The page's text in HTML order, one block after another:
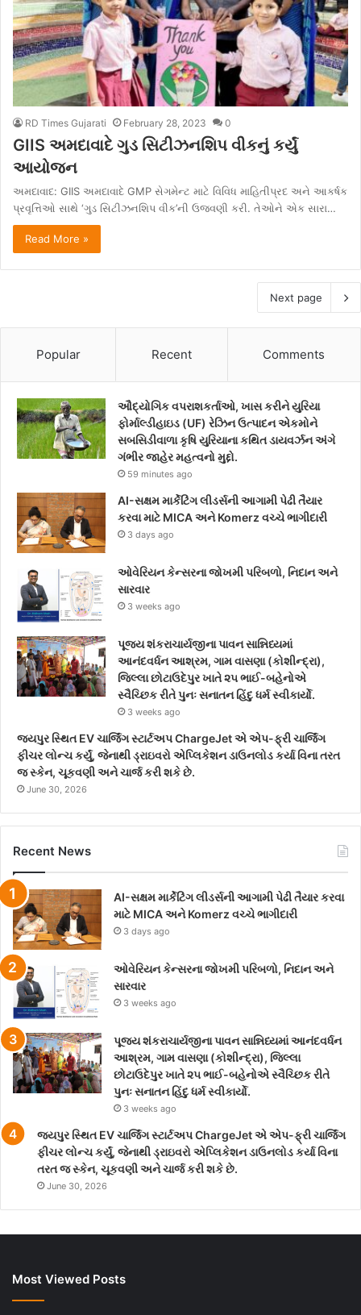
RD Times Gujarati February 28, 2023 0
GIIS અમદાવાદે ગુડ સિટીઝનશિપ વીકનું કર્યું
આયોજન
અમદાવાદ: GIIS અમદાવાદે GMP સેગમેન્ટ માટે વિવિધ માહિતીપ્રદ અને આકર્ષક
પ્રવૃત્તિઓ સાથે ‘ગુડ સિટીઝનશિપ વીક’ની ઉજવણી કરી. તેઓને એક સારા…
Read More »
Next page
Popular Recent Comments
ઔદ્યોગિક વપરાશકર્તાઓ, ખાસ કરીને યુરિયા
ફોર્માલ્ડીહાઇડ (UF) રેઝિન ઉત્પાદન એકમોને
સબસિડીવાળા કૃષિ યુરિયાના કથિત ડાયવર્ઝન અંગે
ગંભીર જાહેર મહત્વનો મુદ્દો.
59 minutes ago
AI-સક્ષમ માર્કેટિંગ લીડર્સની આગામી પેઢી તૈયાર
કરવા માટે MICA અને Komerz વચ્ચે ભાગીદારી
3 days ago
ઓવેરિયન કેન્સરના જોખમી પરિબળો, નિદાન અને
સારવાર
3 weeks ago
પૂજ્ય શંકરાચાર્યજીના પાવન સાન્નિધ્યમાં
આનંદવર્ધન આશ્રમ, ગામ વાસણા (કોશીન્દ્રા),
જિલ્લા છોટાઉદેપુર ખાતે ૨૫ ભાઈ-બહેનોએ
સ્વૈચ્છિક રીતે પુનઃ સનાતન હિંદુ ધર્મ સ્વીકાર્યો.
3 weeks ago
જયપુર સ્થિત EV ચાર્જિંગ સ્ટાર્ટઅપ ChargeJet એ એપ-ફ્રી ચાર્જિંગ
ફીચર લોન્ચ કર્યું, જેનાથી ડ્રાઇવરો એપ્લિકેશન ડાઉનલોડ કર્યા વિના તરત
જ સ્કેન, ચૂકવણી અને ચાર્જ કરી શકે છે.
June 30, 2026
Recent News
AI-સક્ષમ માર્કેટિંગ લીડર્સની આગામી પેઢી તૈયાર કરવા
માટે MICA અને Komerz વચ્ચે ભાગીદારી
3 days ago
ઓવેરિયન કેન્સરના જોખમી પરિબળો, નિદાન અને
સારવાર
3 weeks ago
પૂજ્ય શંકરાચાર્યજીના પાવન સાન્નિધ્યમાં આનંદવર્ધન
આશ્રમ, ગામ વાસણા (કોશીન્દ્રા), જિલ્લા
છોટાઉદેપુર ખાતે ૨૫ ભાઈ-બહેનોએ સ્વૈચ્છિક રીતે
પુનઃ સનાતન હિંદુ ધર્મ સ્વીકાર્યો.
3 weeks ago
જયપુર સ્થિત EV ચાર્જિંગ સ્ટાર્ટઅપ ChargeJet એ એપ-ફ્રી ચાર્જિંગ
ફીચર લોન્ચ કર્યું, જેનાથી ડ્રાઇવરો એપ્લિકેશન ડાઉનલોડ કર્યા વિના
તરત જ સ્કેન, ચૂકવણી અને ચાર્જ કરી શકે છે.
June 30, 2026
Most Viewed Posts